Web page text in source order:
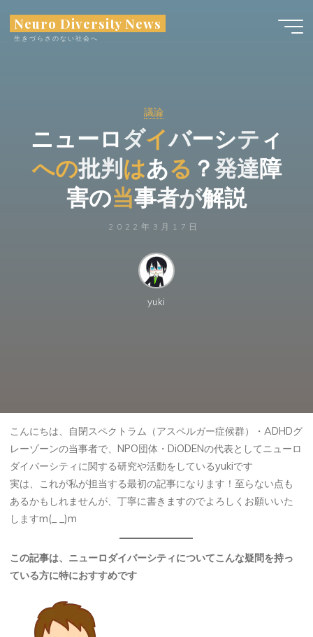
Neuro Diversity News
生きづらさのない社会へ
議論
ニューロダイバーシティ
への批判はある ？
？発達障
害の
の当事
事者が解説
2022年3月17日
yuki
こんにちは、自閉スペクトラム（アスペルガー症候群）・ADHDグ
レーゾーンの当事者で、NPO団体・DiODENの代表としてニューロ
ダイバーシティに関する研究や活動をしているyukiです
実は、これが私が担当する最初の記事になります！至らない点も
あるかもしれませんが、丁寧に書きますのでよろしくお願いいた
しますm(_ _)m
この記事は、ニューロダイバーシティについてこんな疑問を持っ
ている方に特におすすめです